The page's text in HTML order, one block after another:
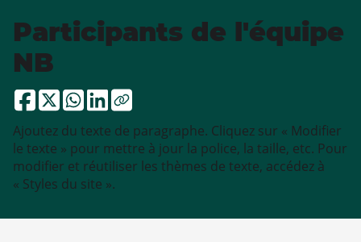
Participants de l'équipe
NB
Ajoutez du texte de paragraphe. Cliquez sur « Modifier
le texte » pour mettre à jour la police, la taille, etc. Pour
modifier et réutiliser les thèmes de texte, accédez à
« Styles du site ».